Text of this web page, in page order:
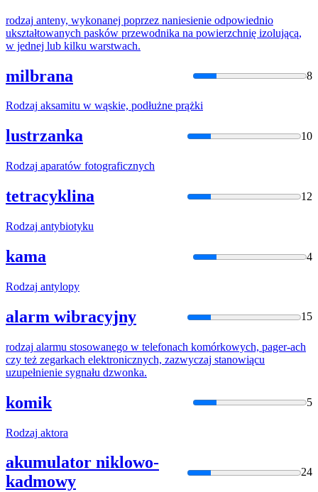
rodzaj anteny, wykonanej poprzez naniesienie odpowiednio
ukształtowanych pasków przewodnika na powierzchnię izolującą,
w jednej lub kilku warstwach.
milbrana 8
Rodzaj aksamitu w wąskie, podłużne prążki
lustrzanka 10
Rodzaj aparatów fotograficznych
tetracyklina 12
Rodzaj antybiotyku
kama 4
Rodzaj antylopy
alarm wibracyjny 15
rodzaj alarmu stosowanego w telefonach komórkowych, pager-ach
czy też zegarkach elektronicznych, zazwyczaj stanowiącu
uzupełnienie sygnału dzwonka.
komik 5
Rodzaj aktora
akumulator niklowo-
kadmowy
24